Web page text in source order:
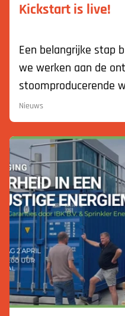
Kickstart is live!
Een belangrijke stap
we werken aan de
stoomproducerende
Nieuws